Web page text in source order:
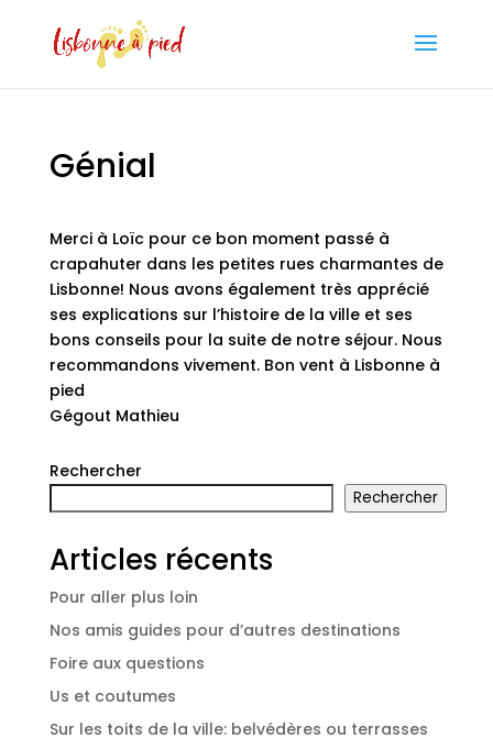
Génial
Merci à Loïc pour ce bon moment passé à
crapahuter dans les petites rues charmantes de
Lisbonne! Nous avons également très apprécié
ses explications sur l’histoire de la ville et ses
bons conseils pour la suite de notre séjour. Nous
recommandons vivement. Bon vent à Lisbonne à
pied
Gégout Mathieu
Rechercher
Rechercher
Articles récents
Pour aller plus loin
Nos amis guides pour d’autres destinations
Foire aux questions
Us et coutumes
Sur les toits de la ville: belvédères ou terrasses